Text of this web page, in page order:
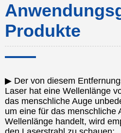
Produkte
▶ Der von diesem
Laser hat eine Wellenlänge
das menschliche Auge
um eine für das menschliche
Wellenlänge handelt, wird